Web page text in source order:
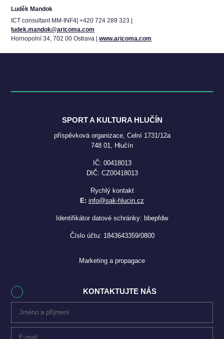
Luděk Mandok
ICT consultant MM-INF4| +420 724 289 323 |
ludek.mandok@aricoma.com
Hornopolní 34, 702 00 Ostrava |www.aricoma.com
SPORT A KULTURA HLUČÍN
příspěvková organizace, Celní 1731/12a
748 01, Hlučín
IČ: 00418013
DIČ: CZ00418013
Rychlý kontakt
E: info@sak-hlucin.cz
Identifikátor datové schránky: bbepfdw
Číslo účtu: 1843643359/0800
Marketing a propagace
KONTAKTUJTE NÁS